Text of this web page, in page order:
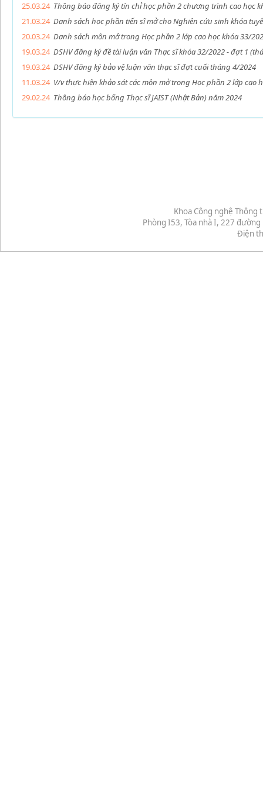
25.03.24 Thông báo đăng ký tín chỉ học phần 2 chương trình cao học
21.03.24 Danh sách học phần tiến sĩ mở cho Nghiên cứu sinh khóa
20.03.24 Danh sách môn mở trong Học phần 2 lớp cao học khóa 33/
19.03.24 DSHV đăng ký đề tài luận văn Thạc sĩ khóa 32/2022 - đợt 1
19.03.24 DSHV đăng ký bảo vệ luận văn thạc sĩ đợt cuối tháng 4/2024
11.03.24 V/v thực hiện khảo sát các môn mở trong Học phần 2 lớp cao
29.02.24 Thông báo học bổng Thạc sĩ JAIST (Nhật Bản) năm 2024
Khoa Công nghệ Thông
Phòng I53, Tòa nhà I, 227
Điện